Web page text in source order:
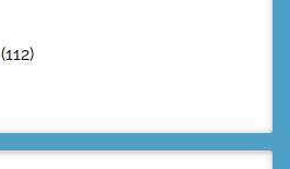
(112)